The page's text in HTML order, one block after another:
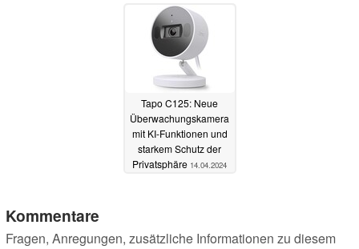
17.08.2024
Tapo C125: Neue
Überwachungskamera
mit KI-Funktionen und
starkem Schutz der
Privatsphäre 14.04.2024
Kommentare
Fragen, Anregungen, zusätzliche Informationen zu diesem